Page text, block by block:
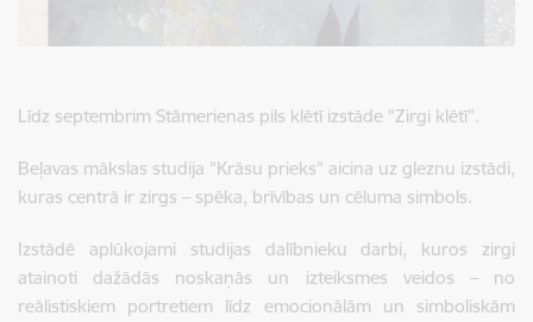
Līdz septembrim Stāmerienas pils klētī izstāde "Zirgi klētī".
Beļavas mākslas studija "Krāsu prieks" aicina uz gleznu izstādi,
kuras centrā ir zirgs – spēka, brīvības un cēluma simbols.
Izstādē aplūkojami studijas dalībnieku darbi, kuros zirgi
atainoti dažādās noskaņās un izteiksmes veidos – no
reālistiskiem portretiem līdz emocionālām un simboliskām